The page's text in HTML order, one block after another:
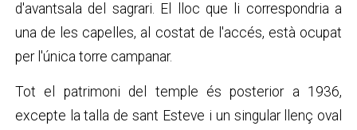
d'avantsala del sagrari. El lloc que li correspondria a
una de les capelles, al costat de l'accés, està ocupat
per l'única torre campanar.
Tot el patrimoni del temple és posterior a 1936,
excepte la talla de sant Esteve i un singular llenç oval